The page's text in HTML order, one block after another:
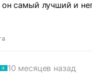
он самый лучший и
10 месяцев назад